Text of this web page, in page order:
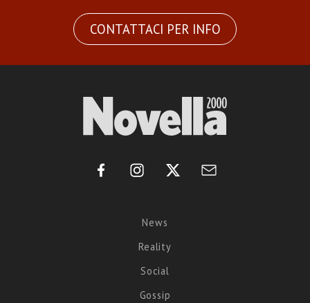
CONTATTACI PER INFO
News
Reality
Social
Gossip